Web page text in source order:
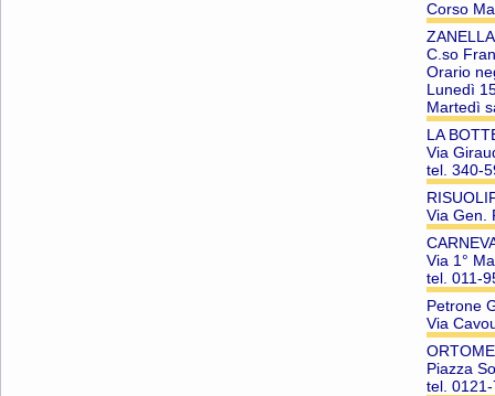
Corso
C.so
Orario
Lunedì
Martedì
LA
Via
tel. 340-
Via Gen.
Via 1°
tel. 011-
Petrone
Via
Piazza
tel.